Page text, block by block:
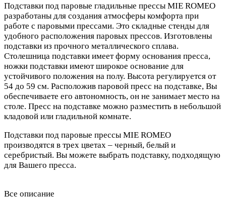
Подставки под паровые гладильные прессы MIE ROMEO
разработаны для создания атмосферы комфорта при
работе с паровыми прессами. Это складные стенды для
удобного расположения паровых прессов. Изготовлены
подставки из прочного металлического сплава.
Столешница подставки имеет форму основания пресса,
ножки подставки имеют широкое основание для
устойчивого положения на полу. Высота регулируется от
54 до 59 см. Расположив паровой пресс на подставке, Вы
обеспечиваете его автономность, он не занимает место на
столе. Пресс на подставке можно разместить в небольшой
кладовой или гладильной комнате.
Подставки под паровые прессы MIE ROMEO
производятся в трех цветах – черный, белый и
серебристый. Вы можете выбрать подставку, подходящую
для Вашего пресса.
Все описание